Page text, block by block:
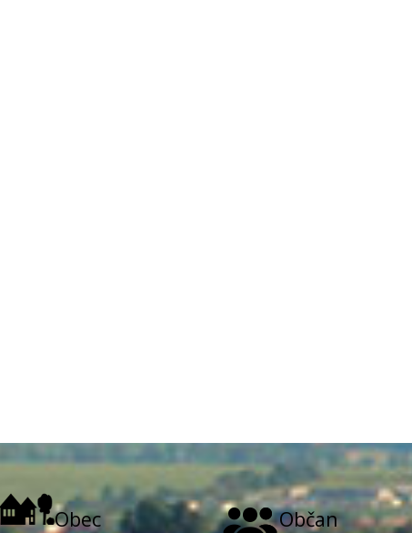
Obec Občan